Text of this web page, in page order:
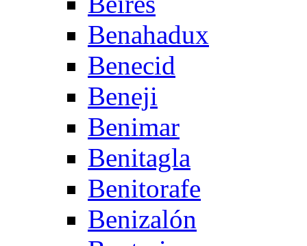
Benahadux
Benecid
Beneji
Benimar
Benitagla
Benitorafe
Benizalón